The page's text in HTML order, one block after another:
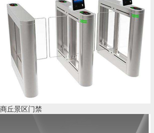
商丘景区门禁